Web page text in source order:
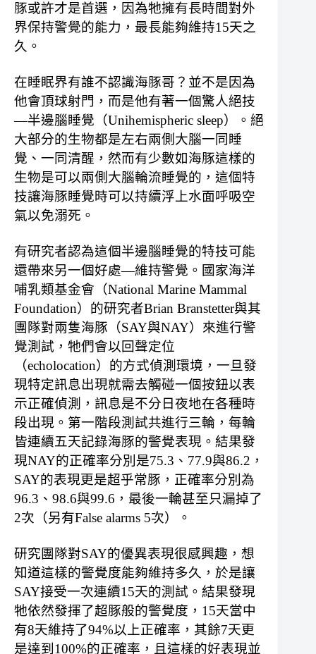
豚或許才是首選，因為牠擁有長時間對外
界保持警覺的能力，最長能夠維持15天之
久。
在睡眠界有誰不認識海豚哥？並不是因為
他會頂球射門，而是他有著一個驚人絕技
—半邊腦睡覺（Unihemispheric sleep）。絕
大部分的生物都是左右兩側大腦一同睡
覺、一同清醒，然而有少數如海豚這樣的
生物是可以兩側大腦輪流睡覺的，這個特
技讓海豚睡覺時可以持續浮上水面呼吸空
氣以免溺死。
有研究者認為這個半邊腦睡覺的特技可能
還帶來另一個好處—維持警覺。國家海洋
哺乳類基金會（National Marine Mammal
Foundation）的研究者Brian Branstetter與其
團隊對兩隻海豚（SAY與NAY）來進行警
覺測試，牠們會以回聲定位
（echolocation）的方式偵測環境，一旦發
現特定訊息出現就需去觸碰一個按鈕以表
示正確偵測，訊息是不分日夜地在各種時
段出現。第一階段測試共進行三輪，每輪
皆連續五天記錄海豚的警覺表現。結果發
現NAY的正確率分別是75.3、77.9與86.2，
SAY的表現更是超乎常豚，正確率分別為
96.3、98.6與99.6，最後一輪甚至只漏掉了
2次（另有False alarms 5次）。
研究團隊對SAY的優異表現很感興趣，想
知道這樣的警覺度能夠維持多久，於是讓
SAY接受一次連續15天的測試。結果發現
牠依然發揮了超豚般的警覺度，15天當中
有8天維持了94%以上正確率，其餘7天更
是達到100%的正確率，且這樣的好表現並